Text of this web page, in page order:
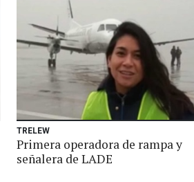
TRELEW
Primera operadora de rampa y
señalera de LADE